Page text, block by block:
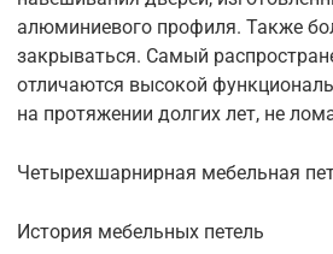
алюминиевого профиля. Также
закрываться. Самый
отличаются высокой
на протяжении долгих лет, не
Четырехшарнирная мебельная
История мебельных петель